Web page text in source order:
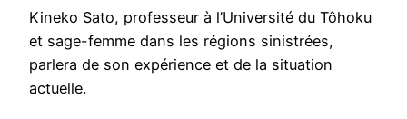
Kineko Sato, professeur à l’Université du Tôhoku
et sage-femme dans les régions sinistrées,
parlera de son expérience et de la situation
actuelle.